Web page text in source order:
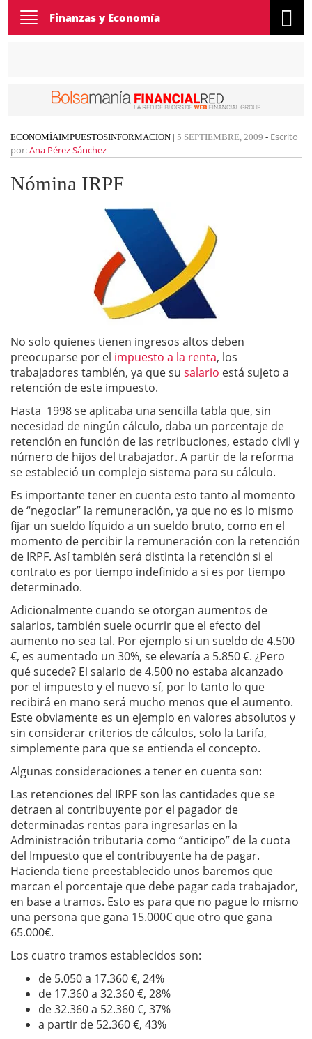
Toggle
navigation
Finanzas y Economía
ECONOMÍAIMPUESTOSINFORMACION | 5 SEPTIEMBRE, 2009 - Escrito
por:Ana Pérez Sánchez
Nómina IRPF
No solo quienes tienen ingresos altos deben
preocuparse por el impuesto a la renta, los
trabajadores también, ya que su salario está sujeto a
retención de este impuesto.
Hasta 1998 se aplicaba una sencilla tabla que, sin
necesidad de ningún cálculo, daba un porcentaje de
retención en función de las retribuciones, estado civil y
número de hijos del trabajador. A partir de la reforma
se estableció un complejo sistema para su cálculo.
Es importante tener en cuenta esto tanto al momento
de “negociar” la remuneración, ya que no es lo mismo
fijar un sueldo líquido a un sueldo bruto, como en el
momento de percibir la remuneración con la retención
de IRPF. Así también será distinta la retención si el
contrato es por tiempo indefinido a si es por tiempo
determinado.
Adicionalmente cuando se otorgan aumentos de
salarios, también suele ocurrir que el efecto del
aumento no sea tal. Por ejemplo si un sueldo de 4.500
€, es aumentado un 30%, se elevaría a 5.850 €. ¿Pero
qué sucede? El salario de 4.500 no estaba alcanzado
por el impuesto y el nuevo sí, por lo tanto lo que
recibirá en mano será mucho menos que el aumento.
Este obviamente es un ejemplo en valores absolutos y
sin considerar criterios de cálculos, solo la tarifa,
simplemente para que se entienda el concepto.
Algunas consideraciones a tener en cuenta son:
Las retenciones del IRPF son las cantidades que se
detraen al contribuyente por el pagador de
determinadas rentas para ingresarlas en la
Administración tributaria como “anticipo” de la cuota
del Impuesto que el contribuyente ha de pagar.
Hacienda tiene preestablecido unos baremos que
marcan el porcentaje que debe pagar cada trabajador,
en base a tramos. Esto es para que no pague lo mismo
una persona que gana 15.000€ que otro que gana
65.000€.
Los cuatro tramos establecidos son:
de 5.050 a 17.360 €, 24%
de 17.360 a 32.360 €, 28%
de 32.360 a 52.360 €, 37%
a partir de 52.360 €, 43%